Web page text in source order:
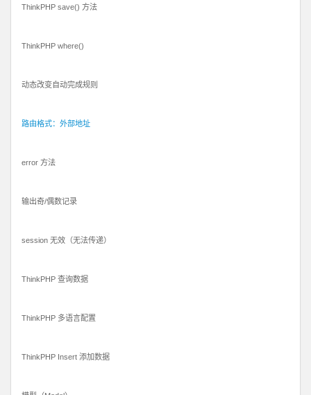
ThinkPHP save() 方法
ThinkPHP where()
动态改变自动完成规则
路由格式：外部地址
error 方法
输出奇/偶数记录
session 无效（无法传递）
ThinkPHP 查询数据
ThinkPHP 多语言配置
ThinkPHP Insert 添加数据